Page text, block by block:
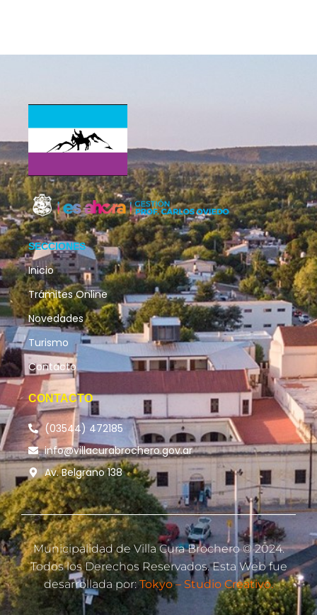
SECCIONES
Inicio
Trámites Online
Novedades
Turismo
Contacto
CONTACTO
(03544) 472185
info@villacurabrochero.gov.ar
Av. Belgrano 138
Municipalidad de Villa Cura Brochero © 2024.
Todos los Derechos Reservados. Esta Web fue
desarrollada por: Tokyo – Studio Creativo.